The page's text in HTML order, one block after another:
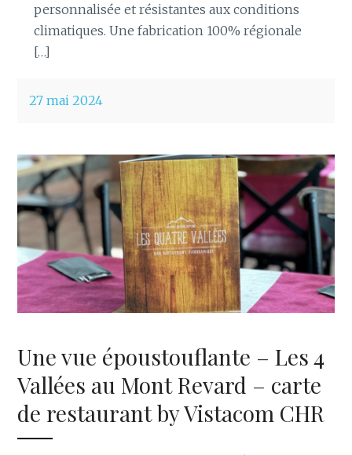
personnalisée et résistantes aux conditions
climatiques. Une fabrication 100% régionale
[…]
27 mai 2024
Une vue époustouflante – Les 4
Vallées au Mont Revard – carte
de restaurant by Vistacom CHR